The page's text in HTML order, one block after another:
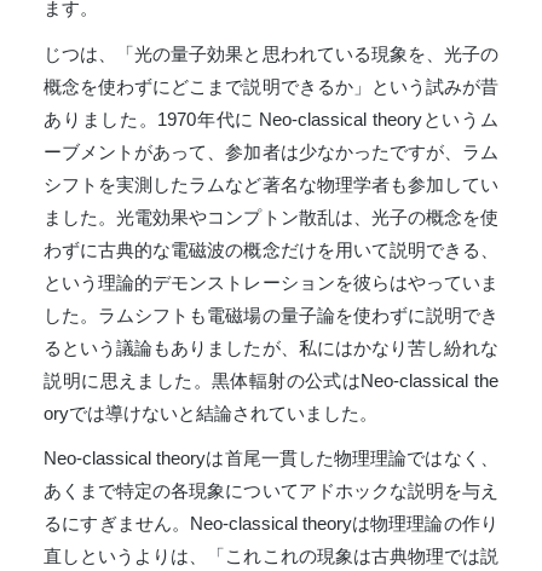
ます。
じつは、「光の量子効果と思われている現象を、光子の
概念を使わずにどこまで説明できるか」という試みが昔
ありました。1970年代に Neo-classical theoryというム
ーブメントがあって、参加者は少なかったですが、ラム
シフトを実測したラムなど著名な物理学者も参加してい
ました。光電効果やコンプトン散乱は、光子の概念を使
わずに古典的な電磁波の概念だけを用いて説明できる、
という理論的デモンストレーションを彼らはやっていま
した。ラムシフトも電磁場の量子論を使わずに説明でき
るという議論もありましたが、私にはかなり苦し紛れな
説明に思えました。黒体輻射の公式はNeo-classical the
oryでは導けないと結論されていました。
Neo-classical theoryは首尾一貫した物理理論ではなく、
あくまで特定の各現象についてアドホックな説明を与え
るにすぎません。Neo-classical theoryは物理理論の作り
直しというよりは、「これこれの現象は古典物理では説